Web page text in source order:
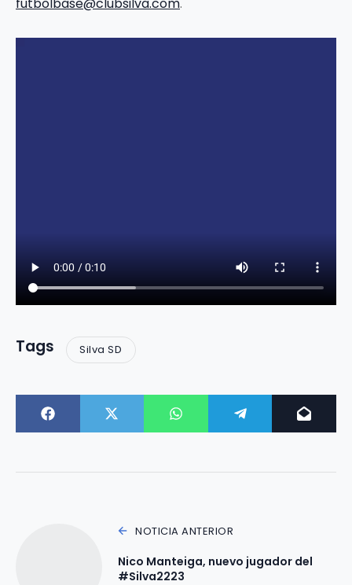
Tags Silva SD
NOTICIA ANTERIOR
Nico Manteiga, nuevo jugador del
#Silva2223